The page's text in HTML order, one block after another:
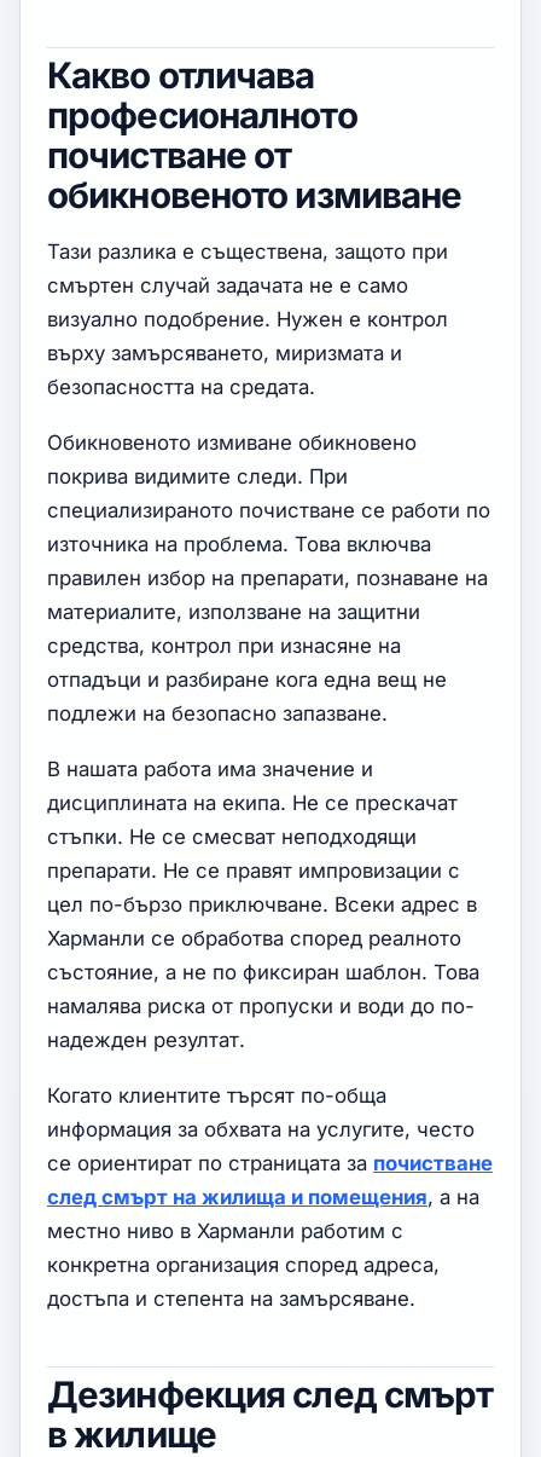
Какво отличава
професионалното
почистване от
обикновеното измиване
Тази разлика е съществена, защото при
смъртен случай задачата не е само
визуално подобрение. Нужен е контрол
върху замърсяването, миризмата и
безопасността на средата.
Обикновеното измиване обикновено
покрива видимите следи. При
специализираното почистване се работи по
източника на проблема. Това включва
правилен избор на препарати, познаване на
материалите, използване на защитни
средства, контрол при изнасяне на
отпадъци и разбиране кога една вещ не
подлежи на безопасно запазване.
В нашата работа има значение и
дисциплината на екипа. Не се прескачат
стъпки. Не се смесват неподходящи
препарати. Не се правят импровизации с
цел по-бързо приключване. Всеки адрес в
Харманли се обработва според реалното
състояние, а не по фиксиран шаблон. Това
намалява риска от пропуски и води до по-
надежден резултат.
Когато клиентите търсят по-обща
информация за обхвата на услугите, често
се ориентират по страницата за почистване
след смърт на жилища и помещения, а на
местно ниво в Харманли работим с
конкретна организация според адреса,
достъпа и степента на замърсяване.
Дезинфекция след смърт
в жилище